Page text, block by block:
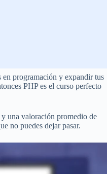
en programación y expandir tus
PHP es el curso perfecto
una valoración promedio de
no puedes dejar pasar.